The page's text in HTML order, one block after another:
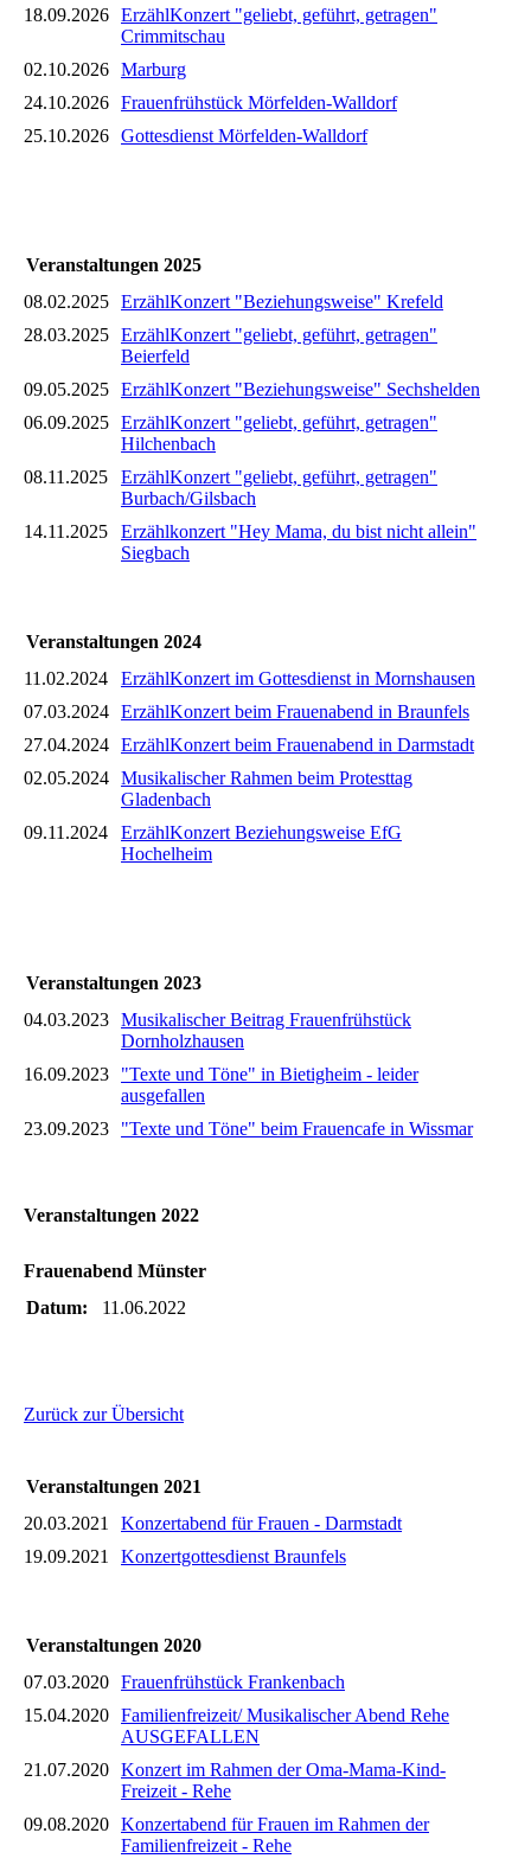
18.09.2026 ErzählKonzert "geliebt, geführt, getragen"
Crimmitschau
02.10.2026 Marburg
24.10.2026 Frauenfrühstück Mörfelden-Walldorf
25.10.2026 Gottesdienst Mörfelden-Walldorf
Veranstaltungen 2025
08.02.2025 ErzählKonzert "Beziehungsweise" Krefeld
28.03.2025 ErzählKonzert "geliebt, geführt, getragen"
Beierfeld
09.05.2025 ErzählKonzert "Beziehungsweise" Sechshelden
06.09.2025 ErzählKonzert "geliebt, geführt, getragen"
Hilchenbach
08.11.2025
ErzählKonzert "geliebt, geführt, getragen"
Burbach/Gilsbach
14.11.2025
Erzählkonzert "Hey Mama, du bist nicht allein"
Siegbach
Veranstaltungen 2024
11.02.2024
ErzählKonzert im Gottesdienst in Mornshausen
07.03.2024 ErzählKonzert beim Frauenabend in Braunfels
27.04.2024 ErzählKonzert beim Frauenabend in Darmstadt
02.05.2024 Musikalischer Rahmen beim Protesttag
Gladenbach
09.11.2024
ErzählKonzert Beziehungsweise EfG
Hochelheim
Veranstaltungen 2023
04.03.2023 Musikalischer Beitrag Frauenfrühstück
Dornholzhausen
16.09.2023
"Texte und Töne" in Bietigheim - leider
ausgefallen
23.09.2023
"Texte und Töne" beim Frauencafe in Wissmar
Veranstaltungen 2022
Frauenabend Münster
Datum:
11.06.2022
Zurück zur Übersicht
Veranstaltungen 2021
20.03.2021
Konzertabend für Frauen - Darmstadt
19.09.2021
Konzertgottesdienst Braunfels
Veranstaltungen 2020
07.03.2020 Frauenfrühstück Frankenbach
15.04.2020 Familienfreizeit/ Musikalischer Abend Rehe
AUSGEFALLEN
21.07.2020 Konzert im Rahmen der Oma-Mama-Kind-
Freizeit - Rehe
09.08.2020 Konzertabend für Frauen im Rahmen der
Familienfreizeit - Rehe